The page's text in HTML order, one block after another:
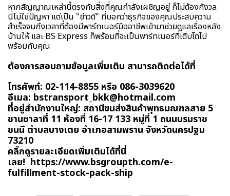
หากสัญญาณเหล่านี้ตรงกับสิ่งที่คุณกำลังเผชิญอยู่ ก็ไม่ต้องกังวล
นี่ไม่ใช่ปัญหา แต่เป็น "ข่าวดี" ที่บอกว่าธุรกิจของคุณประสบความ
สำเร็จจนถึงเวลาที่ต้องมีพาร์ทเนอร์มืออาชีพเข้ามาช่วยดูแลเรื่องหลัง
บ้านให้ และ BS Express ก็พร้อมที่จะเป็นพาร์ทเนอร์ที่เติบโตไป
พร้อมกับคุณ
ต้องการสอบถามข้อมูลเพิ่มเติม สามารถติดต่อได้ที่
โทรศัพท์: 02-114-8855 หรือ 086-3039620
อีเมล: bstransport_bkk@hotmail.com
ที่อยู่สำนักงานใหญ่: สถานีขนส่งสินค้าพุทธมณฑลสาย 5
ชานชาลาที่ 11 ห้องที่ 16-17 133 หมู่ที่ 1 ถนนบรมราช
ชนนี ตำบลบางเตย อำเภอสามพราน จังหวัดนครปฐม
73210
คลิ๊กดูรายละเอียดเพิ่มเติมได้ที่นี่
เลย! https://www.bsgroupth.com/e-
fulfillment-stock-pack-ship